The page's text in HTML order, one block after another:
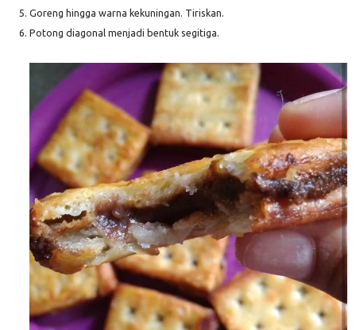
5. Goreng hingga warna kekuningan. Tiriskan.
6. Potong diagonal menjadi bentuk segitiga.